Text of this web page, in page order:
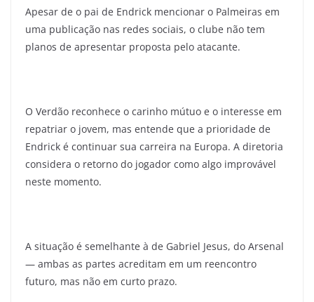
Apesar de o pai de Endrick mencionar o Palmeiras em
uma publicação nas redes sociais, o clube não tem
planos de apresentar proposta pelo atacante.
O Verdão reconhece o carinho mútuo e o interesse em
repatriar o jovem, mas entende que a prioridade de
Endrick é continuar sua carreira na Europa. A diretoria
considera o retorno do jogador como algo improvável
neste momento.
A situação é semelhante à de Gabriel Jesus, do Arsenal
— ambas as partes acreditam em um reencontro
futuro, mas não em curto prazo.